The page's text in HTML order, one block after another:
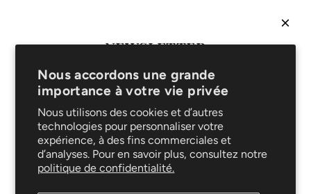
Nous accordons une grande
importance à votre vie privée
Nous utilisons des cookies et d’autres
technologies pour personnaliser votre
expérience, à des fins commerciales et
d’analyses. Pour en savoir plus, consultez notre
politique de confidentialité.
Mentions légales
Support
Livraison et retours
Service de réparation
Le blog
Entretien
Suivez-nous
NEWSLETTER
Recevez 10% sur votre 1ère commande
premiers informés de nouveautés et promotions !